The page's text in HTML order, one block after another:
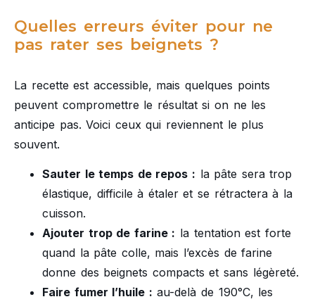
Quelles erreurs éviter pour ne
pas rater ses beignets ?
La recette est accessible, mais quelques points
peuvent compromettre le résultat si on ne les
anticipe pas. Voici ceux qui reviennent le plus
souvent.
Sauter le temps de repos : la pâte sera trop
élastique, difficile à étaler et se rétractera à la
cuisson.
Ajouter trop de farine : la tentation est forte
quand la pâte colle, mais l’excès de farine
donne des beignets compacts et sans légèreté.
Faire fumer l’huile : au-delà de 190°C, les